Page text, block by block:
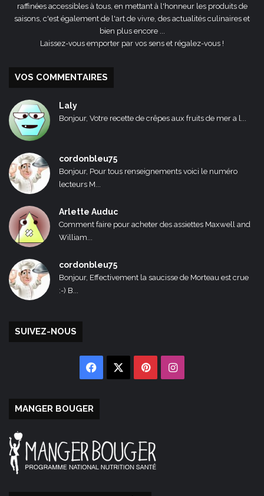
raffinées accessibles à tous, en mettant à l'honneur les produits de
saisons, c'est également de l'art de vivre, des actualités culinaires et
bien plus encore ...
Laissez-vous emporter par vos sens et régalez-vous !
VOS COMMENTAIRES
Laly
Bonjour, Votre recette de crêpes aux fruits de mer a l...
cordonbleu75
Bonjour, Pour tous renseignements voici le numéro
lecteurs M...
Arlette Auduc
Comment faire pour acheter des assiettes Maxwell and
William...
cordonbleu75
Bonjour, Effectivement la saucisse de Morteau est crue
:-) B...
SUIVEZ-NOUS
Facebook PinterestInstagram
MANGER BOUGER